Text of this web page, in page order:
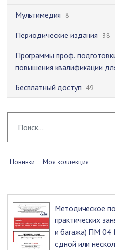
Мультимедия 8
Периодические издания 38
Программы проф.
повышения квалификации
Бесплатный доступ 49
Новинки Моя коллекция
Методическое
практических
и багажа) ПМ 04
одной или